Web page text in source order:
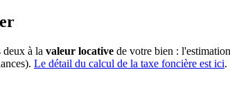
à la valeur locative de votre bien :
Le détail du calcul de la taxe foncière est ici.